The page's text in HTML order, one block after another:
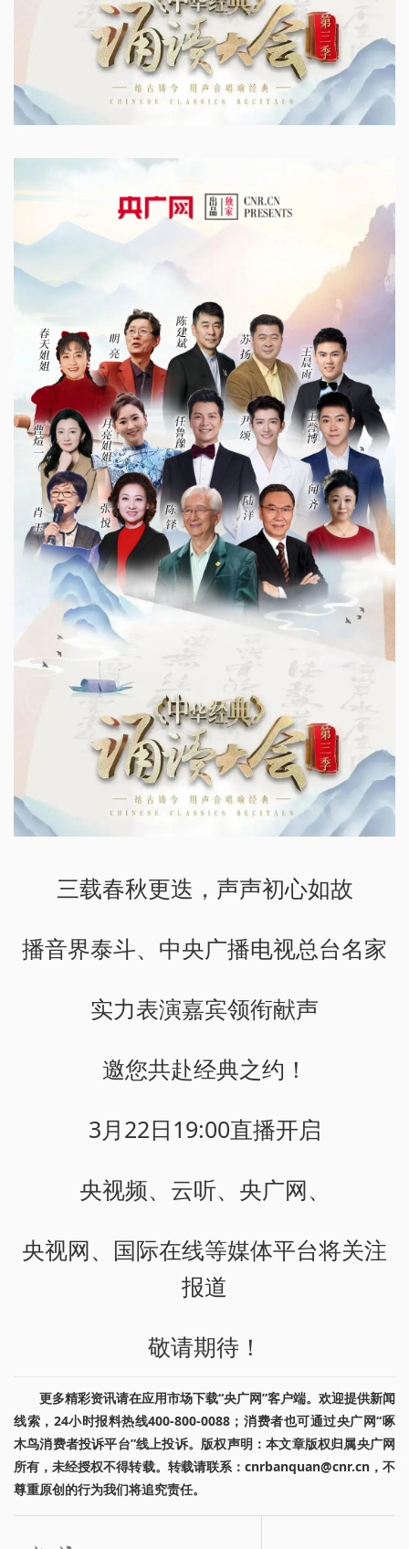
三载春秋更迭，声声初心如故
播音界泰斗、中央广播电视总台名家
实力表演嘉宾领衔献声
邀您共赴经典之约！
3月22日19:00直播开启
央视频、云听、央广网、
央视网、国际在线等媒体平台将关注
报道
敬请期待！
更多精彩资讯请在应用市场下载“央广网”客户端。欢迎提供新闻
线索，24小时报料热线400-800-0088；消费者也可通过央广网“啄
木鸟消费者投诉平台”线上投诉。版权声明：本文章版权归属央广网
所有，未经授权不得转载。转载请联系：cnrbanquan@cnr.cn，不
尊重原创的行为我们将追究责任。